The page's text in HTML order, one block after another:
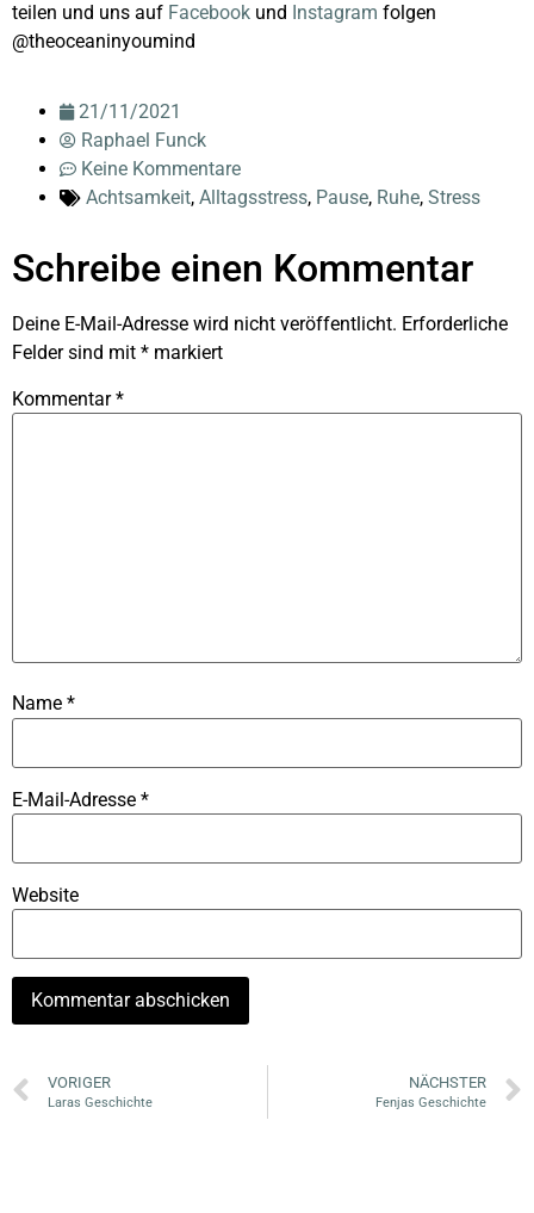
teilen und uns auf Facebook und Instagram folgen
@theoceaninyoumind
21/11/2021
Raphael Funck
Keine Kommentare
Achtsamkeit, Alltagsstress, Pause, Ruhe, Stress
Schreibe einen Kommentar
Deine E-Mail-Adresse wird nicht veröffentlicht. Erforderliche
Felder sind mit * markiert
Kommentar*
Name *
E-Mail-Adresse *
Website
VORIGER
Laras Geschichte
NÄCHSTER
Fenjas Geschichte